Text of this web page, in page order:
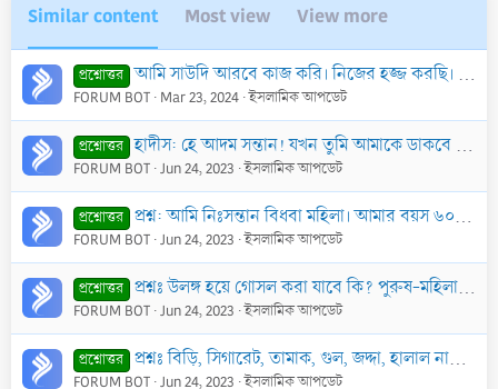
Similar content Most view View more
প্রশ্নোত্তর আমি সাউদি আরবে কাজ করি। নিজের হজ্জ করছি। এখন গরীব পিতামাতার তরফ থেকে বদল হজ্জ করা যায় কি?
FORUM BOT Mar 23, 2024 ইসলামিক আপডেট
প্রশ্নোত্তর হাদীস: হে আদম সন্তান! যখন তুমি আমাকে ডাকবে ও আমার ক্ষমার আশা রাখবে, আমি তোমাকে ক্ষমা করব, তোমার অবস্থা যাই হোক না কেন; আমি কোনো পরোয়া করি না। হে আদম স
FORUM BOT Jun 24, 2023 ইসলামিক আপডেট
প্রশ্নোত্তর প্রশ্ন: আমি নিঃসন্তান বিধবা মহিলা। আমার বয়স ৬০ বছর। আমার চাচি শাশুড়ি তাঁর ছেলেকে নিয়ে হজ্জে যাবেন। আমি কি তাদের সাথে হজ্জে যেতে পারব?
FORUM BOT Jun 24, 2023 ইসলামিক আপডেট
প্রশ্নোত্তর প্রশ্নঃ উলঙ্গ হয়ে গোসল করা যাবে কি? পুরুষ-মহিলা উলঙ্গ গোসলের ক্ষেত্রে ইসলাম কি বলে?
FORUM BOT Jun 24, 2023 ইসলামিক আপডেট
প্রশ্নোত্তর প্রশ্নঃ বিড়ি, সিগারেট, তামাক, গুল, জদ্দা, হালাল নাকি হারাম ?
FORUM BOT Jun 24, 2023 ইসলামিক আপডেট